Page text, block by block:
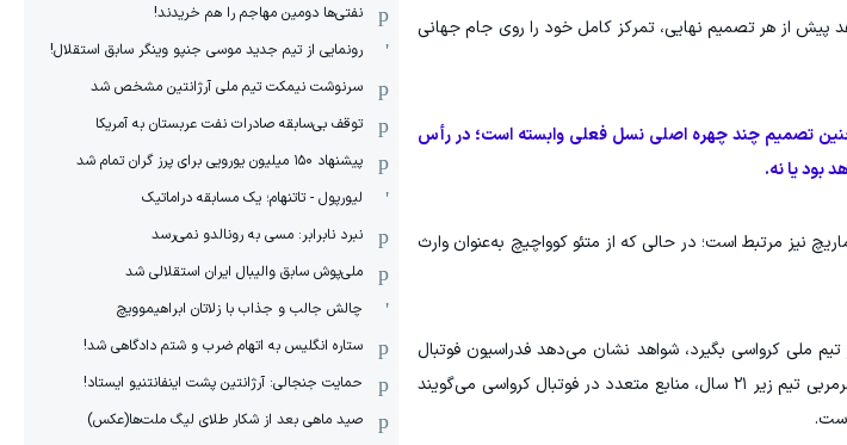
پیش از هر تصمیم نهایی، تمرکز کامل خود را روی جام جهانی
تصمیم چند چهره اصلی نسل فعلی وابسته است؛ در رأس
بود یا نه.
نیز مرتبط است؛ در حالی که از متئو کوواچیچ به‌عنوان وارث
ملی کرواسی بگیرد، شواهد نشان می‌دهد فدراسیون فوتبال
کرواسی برای جانشینی او برنامه آماده‌ای دارد. با وجود افزایش شانس ایویتسا اولیچ، سرمربی تیم زیر ۲۱ سال، منابع متعدد در فوتبال کرواسی می‌گویند
نفتی‌ها دومین مهاجم را هم خریدند!
رونمایی از تیم جدید موسی جنپو وینگر سابق استقلال!
سرنوشت نیمکت تیم ملی آرژانتین مشخص شد
توقف بی‌سابقه صادرات نفت عربستان به آمریکا
پیشنهاد ۱۵۰ میلیون یورویی برای پرز گران تمام شد
لیورپول - تاتنهام؛ یک مسابقه دراماتیک
نبرد نابرابر: مسی به رونالدو نمی‌رسد
ملی‌پوش سابق والیبال ایران استقلالی شد
چالش جالب و جذاب با زلاتان ابراهیموویچ
ستاره انگلیس به اتهام ضرب و شتم دادگاهی شد!
حمایت جنجالی: آرژانتین پشت اینفانتنیو ایستاد!
صید ماهی بعد از شکار طلای لیگ ملت‌ها(عکس)